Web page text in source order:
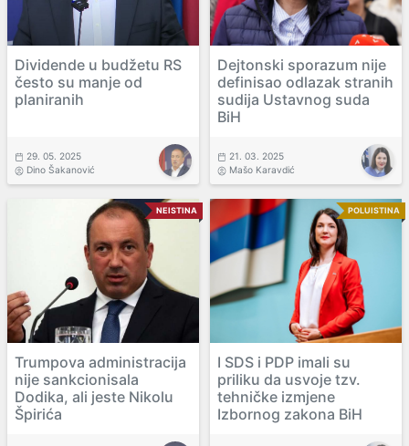
Dividende u budžetu RS
često su manje od
planiranih
29. 05. 2025
Dino Šakanović
Dejtonski sporazum nije
definisao odlazak stranih
sudija Ustavnog suda
BiH
21. 03. 2025
Mašo Karavdić
NEISTINA
Trumpova administracija
nije sankcionisala
Dodika, ali jeste Nikolu
Špirića
POLUISTINA
I SDS i PDP imali su
priliku da usvoje tzv.
tehničke izmjene
Izbornog zakona BiH